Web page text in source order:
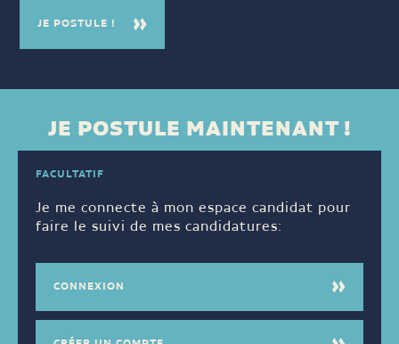
JE POSTULE !
JE POSTULE MAINTENANT !
FACULTATIF
Je me connecte à mon espace candidat pour
faire le suivi de mes candidatures:
CONNEXION